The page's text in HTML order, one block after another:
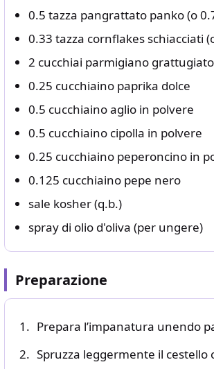
0.5 tazza pangrattato panko (o
0.33 tazza cornflakes schiacciati
2 cucchiai parmigiano
0.25 cucchiaino paprika dolce
0.5 cucchiaino aglio in polvere
0.5 cucchiaino cipolla in polvere
0.25 cucchiaino peperoncino in
0.125 cucchiaino pepe nero
sale kosher (q.b.)
spray di olio d'oliva (per ungere)
Preparazione
Prepara l’impanatura unendo
Spruzza leggermente il cestello